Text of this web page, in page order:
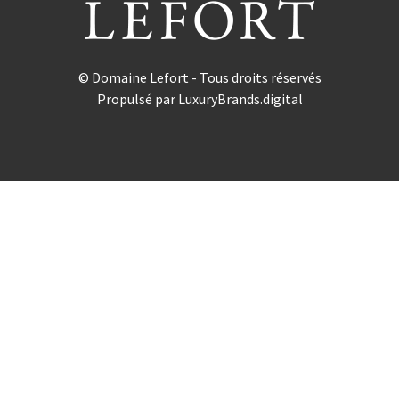
© Domaine Lefort - Tous droits réservés
Propulsé par LuxuryBrands.digital